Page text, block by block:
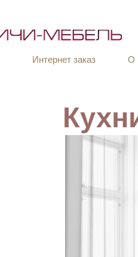
Интернет заказ О